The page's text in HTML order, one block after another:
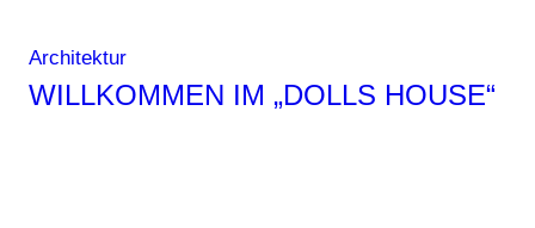
Architektur
WILLKOMMEN IM „DOLLS HOUSE“